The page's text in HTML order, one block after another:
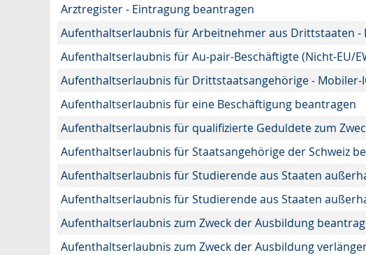
Arztregister - Eintragung beantragen
Aufenthaltserlaubnis für Arbeitnehmer aus Drittstaaten -
Aufenthaltserlaubnis für Au-pair-Beschäftigte (Nicht-EU/
Aufenthaltserlaubnis für Drittstaatsangehörige - Mobiler-
Aufenthaltserlaubnis für eine Beschäftigung beantragen
Aufenthaltserlaubnis für qualifizierte Geduldete zum
Aufenthaltserlaubnis für Staatsangehörige der Schweiz
Aufenthaltserlaubnis für Studierende aus Staaten
Aufenthaltserlaubnis für Studierende aus Staaten
Aufenthaltserlaubnis zum Zweck der Ausbildung
Aufenthaltserlaubnis zum Zweck der Ausbildung